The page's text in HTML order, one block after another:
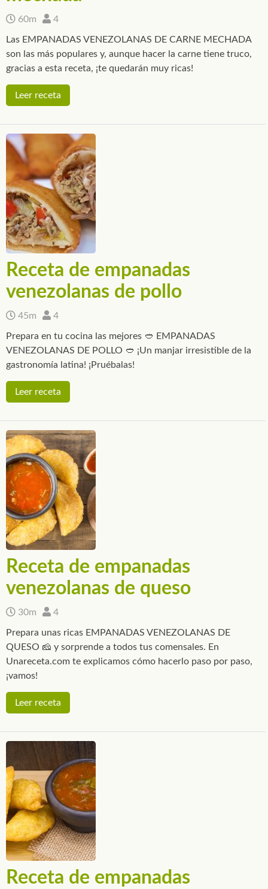
60m 4
Las EMPANADAS VENEZOLANAS DE CARNE MECHADA
son las más populares y, aunque hacer la carne tiene truco,
gracias a esta receta, ¡te quedarán muy ricas!
Leer receta
Receta de empanadas
venezolanas de pollo
45m 4
Prepara en tu cocina las mejores 🥙 EMPANADAS
VENEZOLANAS DE POLLO 🥙 ¡Un manjar irresistible de la
gastronomía latina! ¡Pruébalas!
Leer receta
Receta de empanadas
venezolanas de queso
30m 4
Prepara unas ricas EMPANADAS VENEZOLANAS DE
QUESO 🧀 y sorprende a todos tus comensales. En
Unareceta.com te explicamos cómo hacerlo paso por paso,
¡vamos!
Leer receta
Receta de empanadas